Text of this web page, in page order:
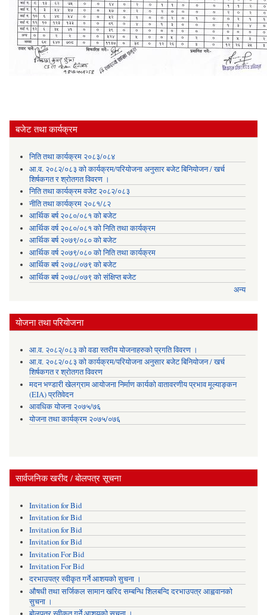
बजेट तथा कार्यक्रम
निति तथा कार्यक्रम २०८३/०८४
आ.व. २०८२/०८३ को कार्यक्रम/परियोजना अनुसार बजेट बिनियोजन / खर्च
शिर्षकगत र श्रोतगत विवरण ।
निति तथा कार्यक्रम वजेट २०८२/०८३
नीति तथा कार्यक्रम २०८१/८२
आर्थिक बर्ष २०८०/०८१ को बजेट
आर्थिक वर्ष २०८०/०८१ को निति तथा कार्यक्रम
आर्थिक बर्ष २०७९/०८० को बजेट
आर्थिक वर्ष २०७९/०८० को निति तथा कार्यक्रम
आर्थिक बर्ष २०७८/०७९ को बजेट
आर्थिक बर्ष २०७८/०७९ को संक्षिप्त बजेट
अन्य
योजना तथा परियोजना
आ.व. २०८२्/०८३ को वडा स्तरीय योजनाहरुको प्रगति विवरण ।
आ.व. २०८२/०८३ को कार्यक्रम/परियोजना अनुसार बजेट बिनियोजन / खर्च
शिर्षकगत र श्रोतगत विवरण
मदन भण्डारी खेलग्राम आयोजना निर्माण कार्यको वातावरणीय प्रभाव मूल्याङ्कन
(EIA) प्रतिवेदन
आवधिक योजना २०७५/७६
योजना तथा कार्यक्रम २०७५/०७६
सार्वजनिक खरीद / बोलपत्र सूचना
Invitation for Bid
Invitation for Bid
Invitation for Bid
Invitation for Bid
Invitation For Bid
Invitation For Bid
दरभाउपत्र स्वीकृत गर्ने आशयको सुचना ।
औषधी तथा सर्जिकल सामान खरिद सम्बन्धि शिलबन्दि दरभाउपत्र आह्ववानको
सुचना ।